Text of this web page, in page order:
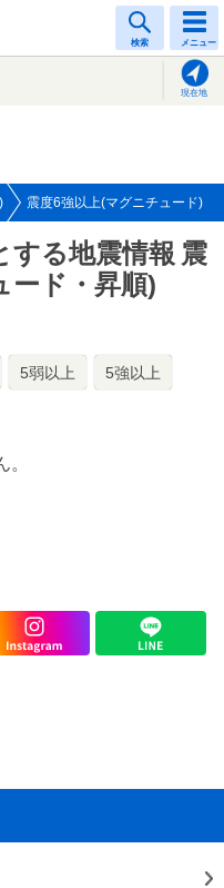
検索 メニュー
現在地
震度6強以上(マグニチュード)
する地震情報 震
ード・昇順)
5弱以上 5強以上